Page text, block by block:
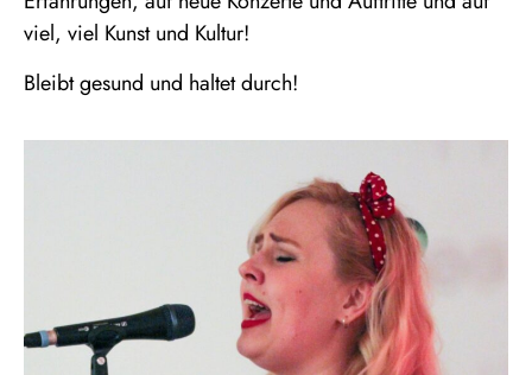
viel, viel Kunst und Kultur!
Bleibt gesund und haltet durch!